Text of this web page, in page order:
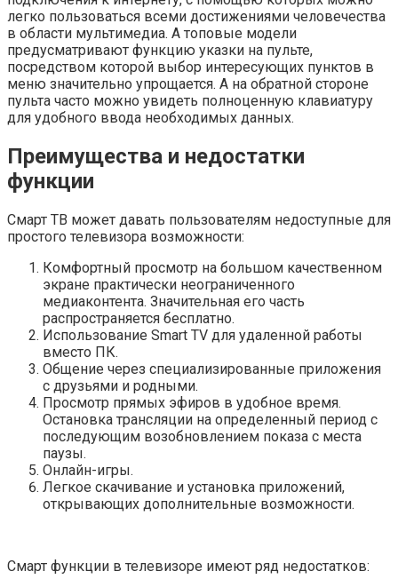
легко пользоваться всеми достижениями человечества
в области мультимедиа. А топовые модели
предусматривают функцию указки на пульте,
посредством которой выбор интересующих пунктов в
меню значительно упрощается. А на обратной стороне
пульта часто можно увидеть полноценную клавиатуру
для удобного ввода необходимых данных.
Преимущества и недостатки
функции
Смарт ТВ может давать пользователям недоступные для
простого телевизора возможности:
Комфортный просмотр на большом качественном
экране практически неограниченного
медиаконтента. Значительная его часть
распространяется бесплатно.
Использование Smart TV для удаленной работы
вместо ПК.
Общение через специализированные приложения
с друзьями и родными.
Просмотр прямых эфиров в удобное время.
Остановка трансляции на определенный период с
последующим возобновлением показа с места
паузы.
Онлайн-игры.
Легкое скачивание и установка приложений,
открывающих дополнительные возможности.
Смарт функции в телевизоре имеют ряд недостатков: